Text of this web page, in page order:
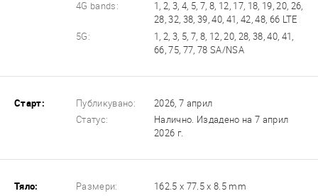
4G bands:
1, 2, 3, 4, 5, 7, 8, 12, 17, 18, 19, 20, 26,
28, 32, 38, 39, 40, 41, 42, 48, 66 LTE
5G:
1, 2, 3, 5, 7, 8, 12, 20, 28, 38, 40, 41,
66, 75, 77, 78 SA/NSA
Старт: Публикувано:
2026, 7 април
Статус:
Налично. Издадено на 7 април
2026 г.
Тяло: Размери:
162.5 x 77.5 x 8.5 mm